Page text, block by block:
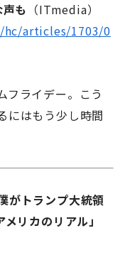
も （ITmedia）
articles/1703/0
ライデー。こう
にはもう少し時間
がトランプ大統領
リカのリアル」